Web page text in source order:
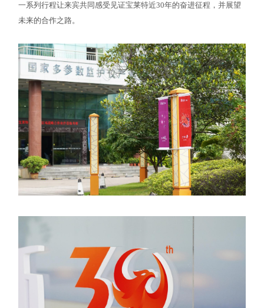
一系列行程让来宾共同感受见证宝莱特近30年的奋进征程，并展望
未来的合作之路。